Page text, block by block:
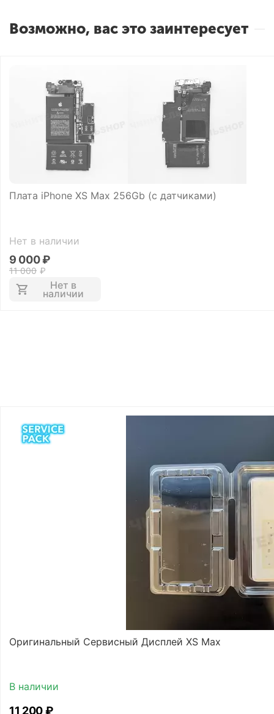
Возможно, вас это заинтересует
Плата iPhone XS Max 256Gb (с датчиками)
Нет в наличии
11 000 ₽
9 000₽
Нет в
наличии
Оригинальный Сервисный Дисплей XS Max
В наличии
11 200₽